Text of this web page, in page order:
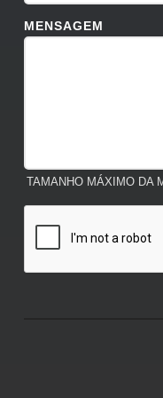
MENSAGEM
TAMANHO MÁXIMO DA